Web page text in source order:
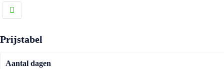
Prijstabel
Aantal dagen